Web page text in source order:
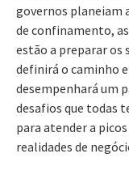
governos planeiam
de confinamento,
estão a preparar os
definirá o caminho
desempenhará um
desafios que todas
para atender a
realidades de